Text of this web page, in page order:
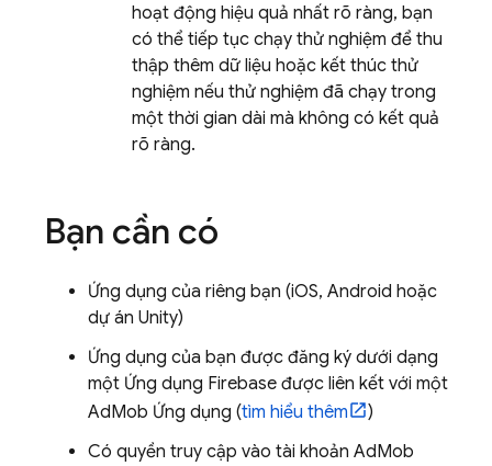
hoạt động hiệu quả nhất rõ ràng, bạn
có thể tiếp tục chạy thử nghiệm để thu
thập thêm dữ liệu hoặc kết thúc thử
nghiệm nếu thử nghiệm đã chạy trong
một thời gian dài mà không có kết quả
rõ ràng.
Bạn cần có
Ứng dụng của riêng bạn (iOS, Android hoặc
dự án Unity)
Ứng dụng của bạn được đăng ký dưới dạng
một Ứng dụng Firebase được liên kết với một
AdMob Ứng dụng (tìm hiểu thêm
)
Có quyền truy cập vào tài khoản AdMob